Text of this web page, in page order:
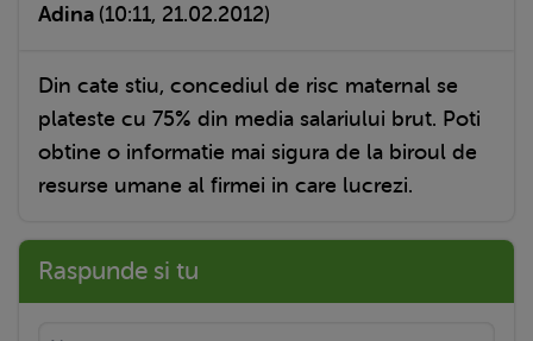
Adina (10:11, 21.02.2012)
Din cate stiu, concediul de risc maternal se
plateste cu 75% din media salariului brut. Poti
obtine o informatie mai sigura de la biroul de
resurse umane al firmei in care lucrezi.
Raspunde si tu